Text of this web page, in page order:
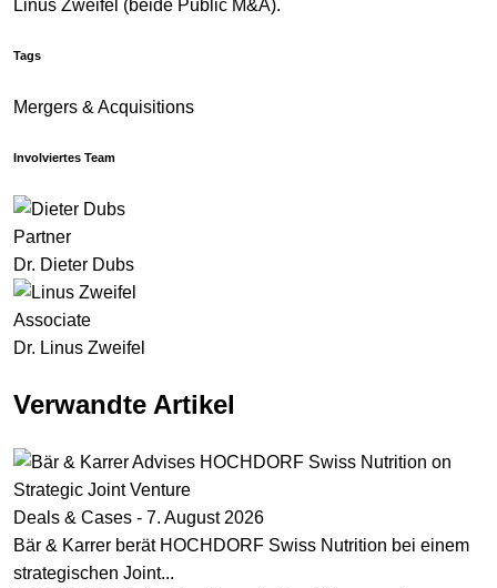
Linus Zweifel (beide Public M&A).
Tags
Mergers & Acquisitions
Involviertes Team
Partner
Dr. Dieter Dubs
Associate
Dr. Linus Zweifel
Verwandte Artikel
Deals & Cases - 7. August 2026
Bär & Karrer berät HOCHDORF Swiss Nutrition bei einem
strategischen Joint...